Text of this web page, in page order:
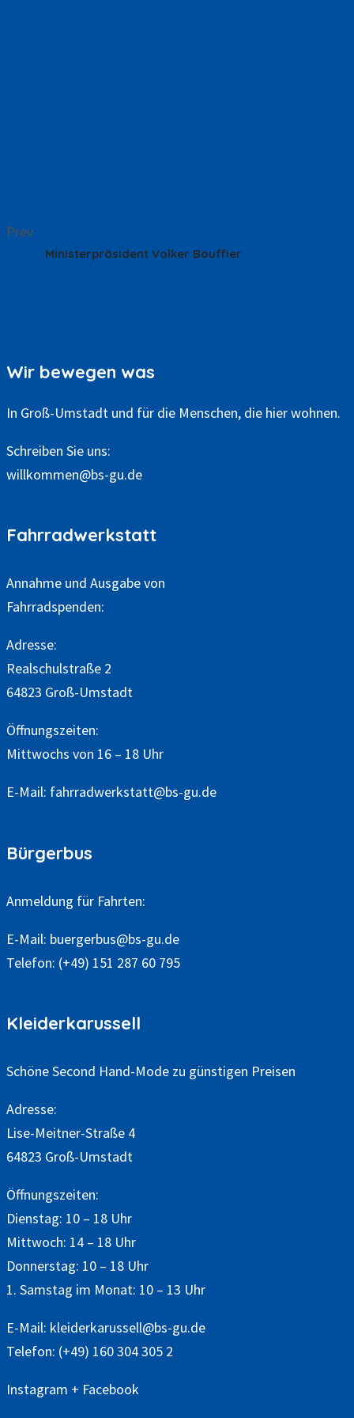
Prev
Ministerpräsident Volker Bouffier
Wir bewegen was
In Groß-Umstadt und für die Menschen, die hier wohnen.
Schreiben Sie uns:
willkommen@bs-gu.de
Fahrradwerkstatt
Annahme und Ausgabe von
Fahrradspenden:
Adresse:
Realschulstraße 2
64823 Groß-Umstadt
Öffnungszeiten:
Mittwochs von 16 – 18 Uhr
E-Mail: fahrradwerkstatt@bs-gu.de
Bürgerbus
Anmeldung für Fahrten:
E-Mail: buergerbus@bs-gu.de
Telefon: (+49) 151 287 60 795
Kleiderkarussell
Schöne Second Hand-Mode zu günstigen Preisen
Adresse:
Lise-Meitner-Straße 4
64823 Groß-Umstadt
Öffnungszeiten:
Dienstag: 10 – 18 Uhr
Mittwoch: 14 – 18 Uhr
Donnerstag: 10 – 18 Uhr
1. Samstag im Monat: 10 – 13 Uhr
E-Mail: kleiderkarussell@bs-gu.de
Telefon: (+49) 160 304 305 2
Instagram + Facebook